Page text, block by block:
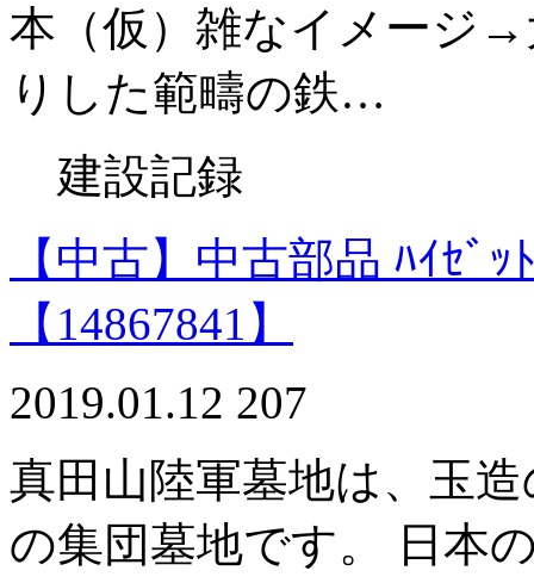
本（仮）雑なイメージ
りした範疇の鉄…
建設記録
【中古】中古部品 ﾊｲｾﾞｯ
【14867841】
2019.01.12 207
真田山陸軍墓地は、玉
の集団墓地です。 日本